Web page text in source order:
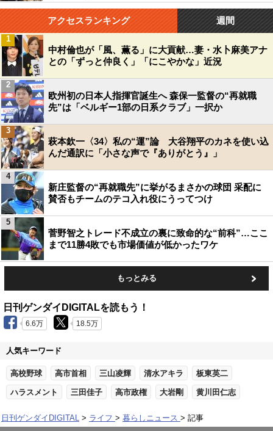
アクセスランキング 週間
中村倫也が「風、薫る」に大貢献…妻・水卜麻美アナ
との「ずっと仲良く」「にこやかな」近況
1
欧州初の日本人指揮官誕生へ 森保一監督の“再就職
先”は「ベルギー1部の日系クラブ」一択か
2
萩本欽一〈34〉私の“運”論 大谷翔平のカネを使い込
んだ通訳に「小さな声で『ありがとう』」
3
新庄監督の“再就職先”に挙がるまさかの球団 采配に
賛否もチームのテコ入れ役にうってつけ
4
菅野智之トレード不成立の裏に致命的な“前科”…ここ
まで11勝4敗でも市場価値が低かったワケ
5
もっとみる
日刊ゲンダイDIGITALを読もう！
6.6万 18.5万
人気キーワード
高校野球 高市首相 三山凌輝 清水アキラ 板東英二
ハラスメント 三田佳子 高市政権 大岩剛 黄川田仁志
日刊ゲンダイDIGITAL ライフ 暮らしニュース 記事